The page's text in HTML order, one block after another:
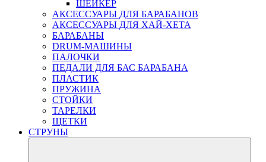
ШЕЙКЕР
АКСЕССУАРЫ ДЛЯ БАРАБАНОВ
АКСЕССУАРЫ ДЛЯ ХАЙ-ХЕТА
БАРАБАНЫ
DRUM-МАШИНЫ
ПАЛОЧКИ
ПЕДАЛИ ДЛЯ БАС БАРАБАНА
ПЛАСТИК
ПРУЖИНА
СТОЙКИ
ТАРЕЛКИ
ЩЕТКИ
СТРУНЫ